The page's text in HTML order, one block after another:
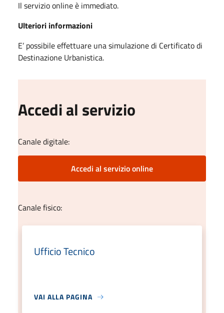
Il servizio online è immediato.
Ulteriori informazioni
E’ possibile effettuare una simulazione di Certificato di
Destinazione Urbanistica.
Accedi al servizio
Canale digitale:
Accedi al servizio online
Canale fisico:
Ufficio Tecnico
VAI ALLA PAGINA